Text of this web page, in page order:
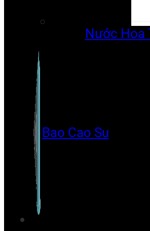
Nước Hoa
Bao Cao Su